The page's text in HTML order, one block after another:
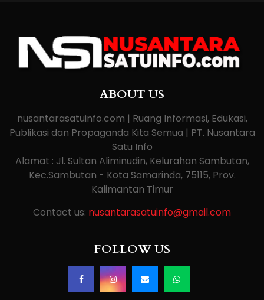
ABOUT US
nusantarasatuinfo.com | Ruang Informasi, Edukasi,
Publikasi dan Propaganda Kita Semua | PT. Nusantara
Satu Info
Alamat : Jl. Sultan Aliminudin, Kelurahan Sambutan,
Kec.Sambutan - Kota Samarinda, 75115, Prov.
Kalimantan Timur
Contact us: nusantarasatuinfo@gmail.com
FOLLOW US